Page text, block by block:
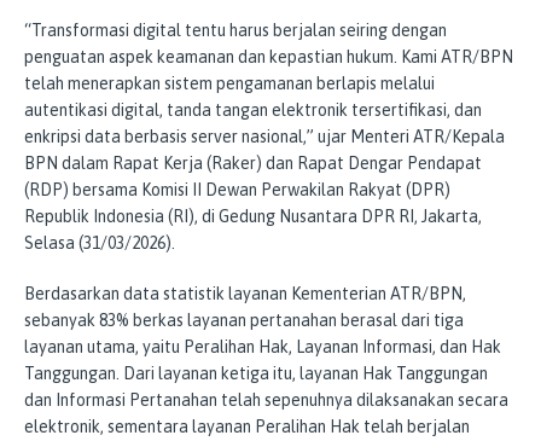
“Transformasi digital tentu harus berjalan seiring dengan
penguatan aspek keamanan dan kepastian hukum. Kami ATR/BPN
telah menerapkan sistem pengamanan berlapis melalui
autentikasi digital, tanda tangan elektronik tersertifikasi, dan
enkripsi data berbasis server nasional,” ujar Menteri ATR/Kepala
BPN dalam Rapat Kerja (Raker) dan Rapat Dengar Pendapat
(RDP) bersama Komisi II Dewan Perwakilan Rakyat (DPR)
Republik Indonesia (RI), di Gedung Nusantara DPR RI, Jakarta,
Selasa (31/03/2026).
Berdasarkan data statistik layanan Kementerian ATR/BPN,
sebanyak 83% berkas layanan pertanahan berasal dari tiga
layanan utama, yaitu Peralihan Hak, Layanan Informasi, dan Hak
Tanggungan. Dari layanan ketiga itu, layanan Hak Tanggungan
dan Informasi Pertanahan telah sepenuhnya dilaksanakan secara
elektronik, sementara layanan Peralihan Hak telah berjalan